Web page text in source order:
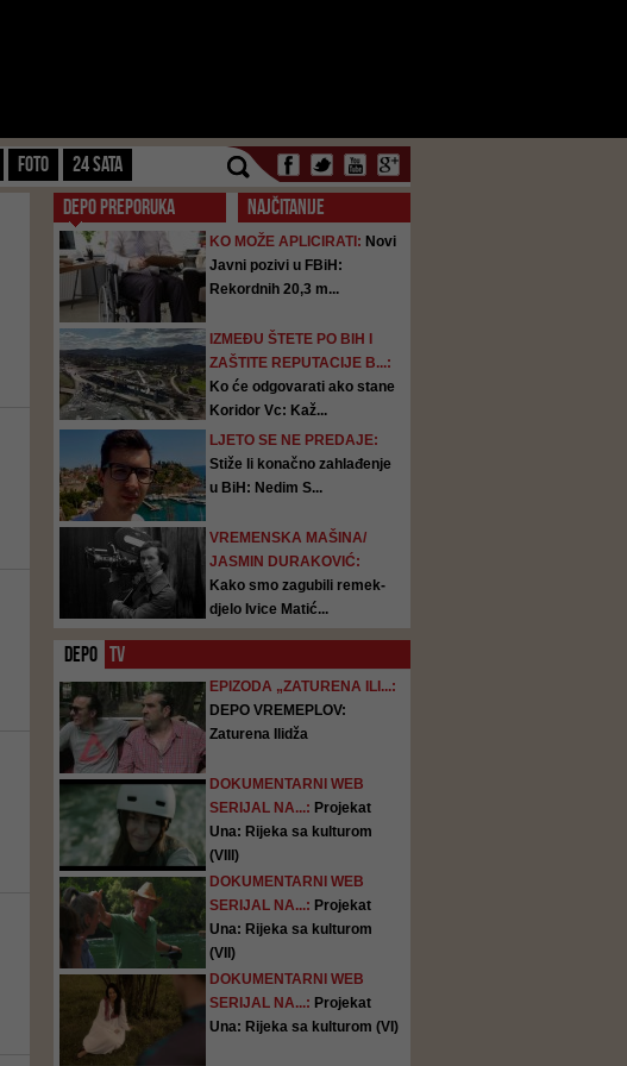
FOTO 24 SATA
DEPO PREPORUKA NAJČITANIJE
KO MOŽE APLICIRATI: Novi
Javni pozivi u FBiH:
Rekordnih 20,3 m...
IZMEĐU ŠTETE PO BIH I
ZAŠTITE REPUTACIJE B...:
Ko će odgovarati ako stane
Koridor Vc: Kaž...
LJETO SE NE PREDAJE:
Stiže li konačno zahlađenje
u BiH: Nedim S...
VREMENSKA MAŠINA/
JASMIN DURAKOVIĆ:
Kako smo zagubili remek-
djelo Ivice Matić...
DEPO TV
EPIZODA „ZATURENA ILI...:
DEPO VREMEPLOV:
Zaturena Ilidža
DOKUMENTARNI WEB
SERIJAL NA...: Projekat
Una: Rijeka sa kulturom
(VIII)
DOKUMENTARNI WEB
SERIJAL NA...: Projekat
Una: Rijeka sa kulturom
(VII)
DOKUMENTARNI WEB
SERIJAL NA...: Projekat
Una: Rijeka sa kulturom (VI)